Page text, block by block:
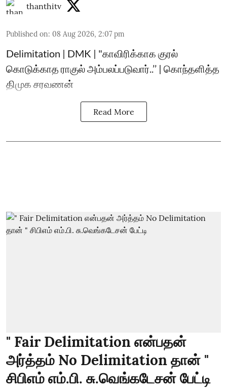
thanthitv
Published on: 08 Aug 2026, 2:07 pm
Delimitation | DMK | "காவிரிக்காக குரல்
கொடுக்காத ராகுல் அம்பலப்படுவார்..’’ | கொந்தளித்த
திமுக சரவணன்
Read More
" Fair Delimitation என்பதன்
அர்த்தம் No Delimitation தான் "
சிபிஎம் எம்.பி. சு.வெங்கடேசன் பேட்டி